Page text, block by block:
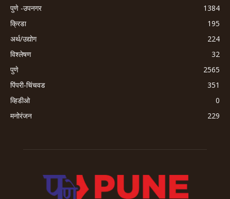
पुणे -उपनगर
1384
क्रिडा
195
अर्थ/उद्योग
224
विश्लेषण
32
पुणे
2565
पिंपरी-चिंचवड
351
व्हिडीओ
0
मनोरंजन
229